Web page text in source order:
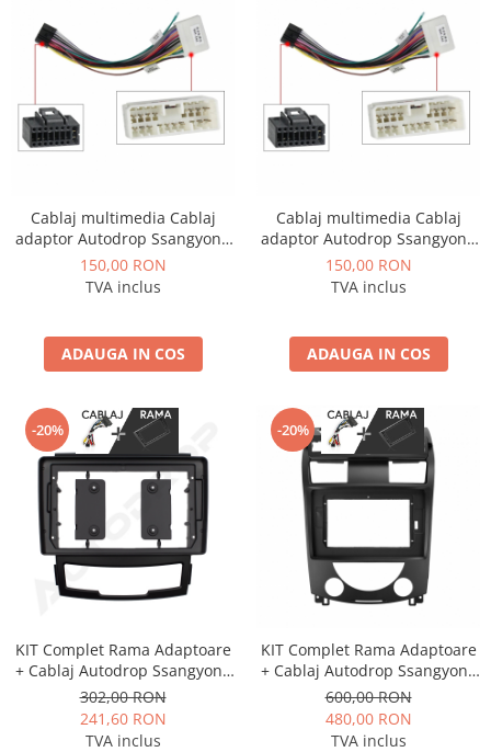
Suzuki
Nissan
Land Rover
Isuzu
Chrysler
Subaru
Smart
Jeep
Cablaj multimedia Cablaj
adaptor Autodrop Ssangyong
Actyon/Kyron (2014+) pentru
Navigații multimedia Android
150,00 RON
TVA inclus
ADAUGA IN COS
Cablaj multimedia Cablaj
adaptor Autodrop Ssangyong
Tivolan (2015-2015) pentru
Navigații multimedia Android
150,00 RON
TVA inclus
ADAUGA IN COS
-20%
KIT Complet Rama Adaptoare
+ Cablaj Autodrop Ssangyong
Korando (2011-2013) pentru
Navigatie Multimedia Android
9 inch
302,00 RON
241,60 RON
TVA inclus
-20%
KIT Complet Rama Adaptoare
+ Cablaj Autodrop Ssangyong
Rexton (2006-2011) pentru
Navigatie Multimedia Android
10.1 inch
600,00 RON
480,00 RON
TVA inclus